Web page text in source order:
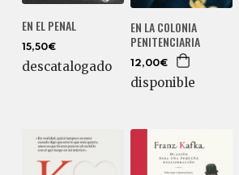
EN EL PENAL
15,50€
descatalogado
EN LA COLONIA
PENITENCIARIA
12,00€
disponible